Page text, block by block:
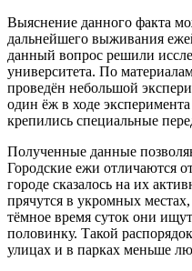
Выяснение данного факта
дальнейшего выживания
данный вопрос решили
университета. По
проведён небольшой
один ёж в ходе
крепились специальные
Полученные данные
Городские ежи отличаются
городе сказалось на их
прячутся в укромных
тёмное время суток они
половинку. Такой
улицах и в парках меньше